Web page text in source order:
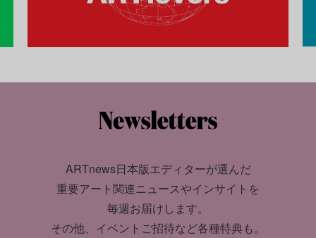
ARTnews日本版エディターが選んだ
重要アート関連ニュースやインサイトを
毎週お届けします。
その他、イベントご招待など各種特典も。